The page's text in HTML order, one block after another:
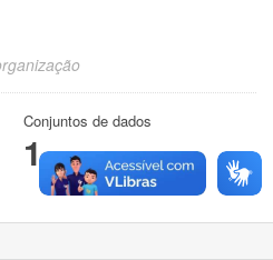
Conjuntos de dados
1